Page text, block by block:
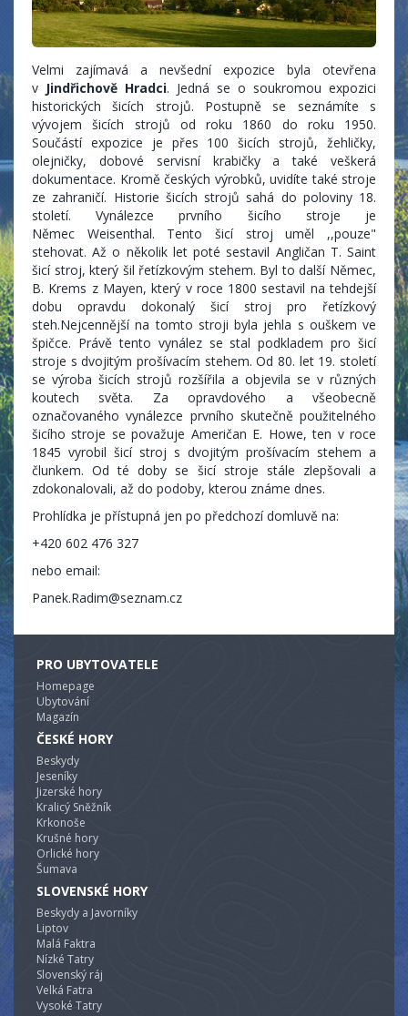
Velmi zajímavá a nevšední expozice byla otevřena
v Jindřichově Hradci. Jedná se o soukromou expozici
historických šicích strojů. Postupně se seznámíte s
vývojem šicích strojů od roku 1860 do roku 1950.
Součástí expozice je přes 100 šicích strojů, žehličky,
olejničky, dobové servisní krabičky a také veškerá
dokumentace. Kromě českých výrobků, uvidíte také stroje
ze zahraničí. Historie šicích strojů sahá do poloviny 18.
století. Vynálezce prvního šicího stroje je
Němec Weisenthal. Tento šicí stroj uměl ,,pouze"
stehovat. Až o několik let poté sestavil Angličan T. Saint
šicí stroj, který šil řetízkovým stehem. Byl to další Němec,
B. Krems z Mayen, který v roce 1800 sestavil na tehdejší
dobu opravdu dokonalý šicí stroj pro řetízkový
steh.Nejcennější na tomto stroji byla jehla s ouškem ve
špičce. Právě tento vynález se stal podkladem pro šicí
stroje s dvojitým prošívacím stehem. Od 80. let 19. století
se výroba šicích strojů rozšířila a objevila se v různých
koutech světa. Za opravdového a všeobecně
označovaného vynálezce prvního skutečně použitelného
šicího stroje se považuje Američan E. Howe, ten v roce
1845 vyrobil šicí stroj s dvojitým prošívacím stehem a
člunkem. Od té doby se šicí stroje stále zlepšovali a
zdokonalovali, až do podoby, kterou známe dnes.
Prohlídka je přístupná jen po předchozí domluvě na:
+420 602 476 327
nebo email:
Panek.Radim@seznam.cz
PRO UBYTOVATELE
Homepage
Ubytování
Magazín
ČESKÉ HORY
Beskydy
Jeseníky
Jizerské hory
Kralicý Sněžník
Krkonoše
Krušné hory
Orlické hory
Šumava
SLOVENSKÉ HORY
Beskydy a Javorníky
Liptov
Malá Faktra
Nízké Tatry
Slovenský ráj
Velká Fatra
Vysoké Tatry